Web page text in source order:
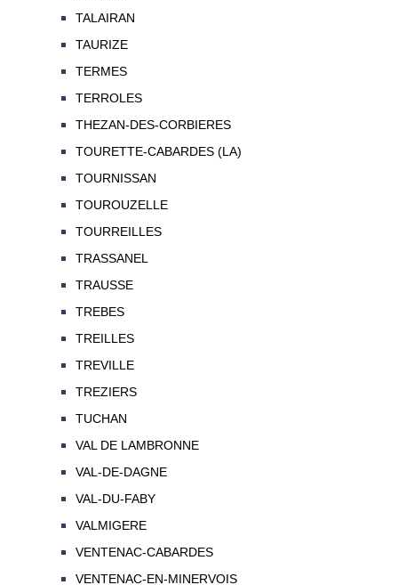
TALAIRAN
TAURIZE
TERMES
TERROLES
THEZAN-DES-CORBIERES
TOURETTE-CABARDES (LA)
TOURNISSAN
TOUROUZELLE
TOURREILLES
TRASSANEL
TRAUSSE
TREBES
TREILLES
TREVILLE
TREZIERS
TUCHAN
VAL DE LAMBRONNE
VAL-DE-DAGNE
VAL-DU-FABY
VALMIGERE
VENTENAC-CABARDES
VENTENAC-EN-MINERVOIS